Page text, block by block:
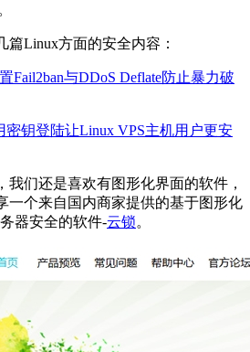
Linux方面的安全内容：
Fail2ban与DDoS Deflate防止暴力破
密钥登陆让Linux VPS主机用户更安
我们还是喜欢有图形化界面的软件，
一个来自国内商家提供的基于图形化
器安全的软件-云锁。